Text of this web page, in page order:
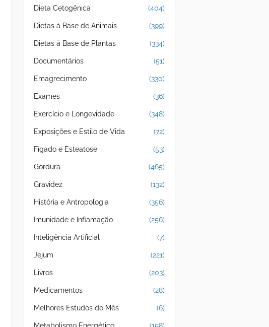
Dieta Cetogênica (404)
Dietas à Base de Animais (399)
Dietas à Base de Plantas (334)
Documentários (51)
Emagrecimento (330)
Exames (36)
Exercício e Longevidade (348)
Exposições e Estilo de Vida (72)
Fígado e Esteatose (53)
Gordura (465)
Gravidez (132)
História e Antropologia (356)
Imunidade e Inflamação (256)
Inteligência Artificial (7)
Jejum (221)
Livros (203)
Medicamentos (28)
Melhores Estudos do Mês (6)